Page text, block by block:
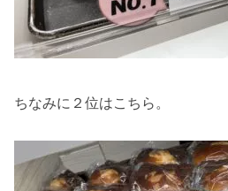
ちなみに２位はこちら。